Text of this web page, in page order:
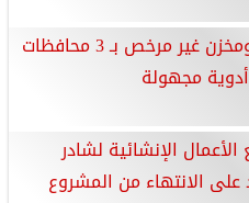
ضيط 3 مصانع ومخزن غير مرخص بـ 3 محافظات
مجهولة
الإنشائية لشادر
على الانتهاء من المشروع